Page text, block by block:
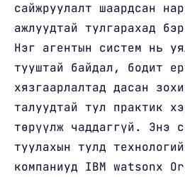
сайжруулалт шаардсан
ажлуудтай тулгарахад
Нэг агентын систем нь
тууштай байдал, бодит
хязгаарлалтад дасан
талуудтай тул практик
төрүүлж чаддаггүй. Энэ
туулахын тулд
компаниуд IBM watsonx